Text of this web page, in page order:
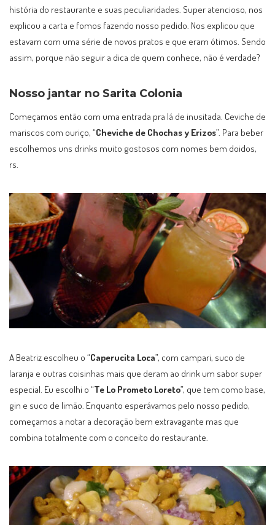
história do restaurante e suas peculiaridades. Super atencioso, nos
explicou a carta e fomos fazendo nosso pedido. Nos explicou que
estavam com uma série de novos pratos e que eram ótimos. Sendo
assim, porque não seguir a dica de quem conhece, não é verdade?
Nosso jantar no Sarita Colonia
Começamos então com uma entrada pra lá de inusitada. Ceviche de
mariscos com ouriço, “Cheviche de Chochas y Erizos”. Para beber
escolhemos uns drinks muito gostosos com nomes bem doidos,
rs.
A Beatriz escolheu o “Caperucita Loca”, com campari, suco de
laranja e outras coisinhas mais que deram ao drink um sabor super
especial. Eu escolhi o “Te Lo Prometo Loreto”, que tem como base,
gin e suco de limão. Enquanto esperávamos pelo nosso pedido,
começamos a notar a decoração bem extravagante mas que
combina totalmente com o conceito do restaurante.